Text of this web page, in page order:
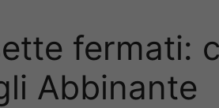
fermati:
Abbinante